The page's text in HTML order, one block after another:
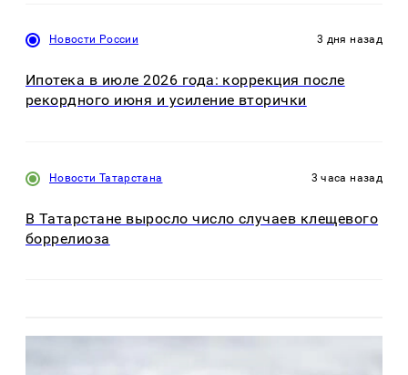
Новости России 3 дня назад
Ипотека в июле 2026 года: коррекция после
рекордного июня и усиление вторички
Новости Татарстана 3 часа назад
В Татарстане выросло число случаев клещевого
боррелиоза